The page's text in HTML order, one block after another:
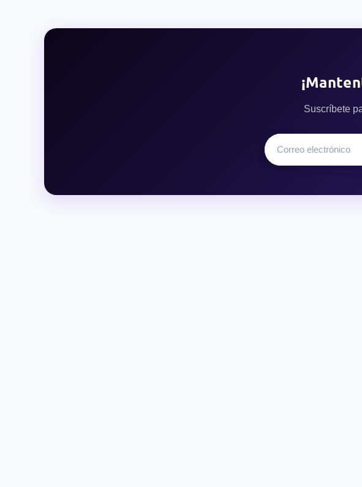
Suscríbete